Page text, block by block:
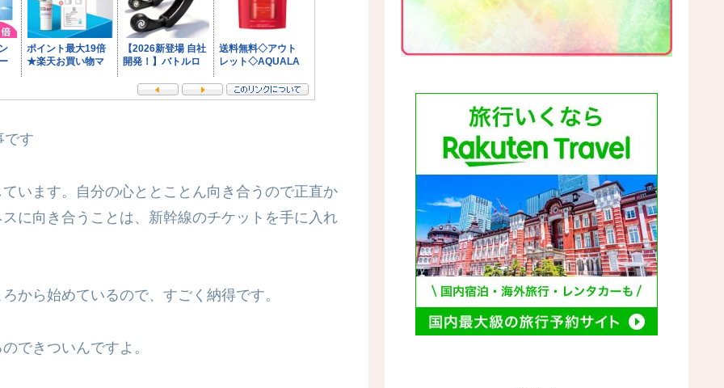
です
います。自分の心ととことん向き合うので正直か
に向き合うことは、新幹線のチケットを手に入れ
から始めているので、すごく納得です。
できついんですよ。